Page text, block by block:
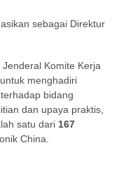
sebagai Direktur
Komite Kerja
menghadiri
bidang
dan upaya praktis,
satu dari 167
China.